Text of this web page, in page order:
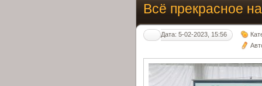
Всё прекрасное
Дата: 5-02-2023, 15:56